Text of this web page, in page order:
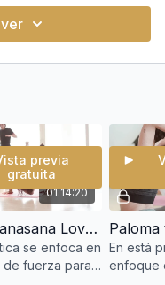
de torsión para
de equilibrio y de
la clase «Intense
es tu programa.
¡No te preocupes!
cinturón de casa. Te
Y si lo prefieres,
tienda.
01:14:20
previa
gratuita
Koundiyanasana Lovers
se enfoca en
de fuerza para
En está
enfoque